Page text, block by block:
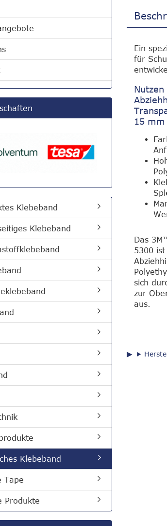
Ein
für
15 mm
Das
5300
sich
zur
aus.
Klebeband
Klebeband
Klebeband
Tape
Produkte